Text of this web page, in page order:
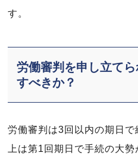
す。
労働審判を申し立て
すべきか？
労働審判は3回以内の期日
上は第1回期日で手続の大